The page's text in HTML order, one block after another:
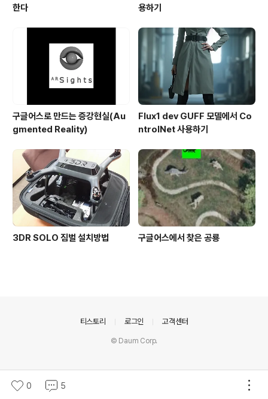
한다
용하기
구글어스로 만드는 증강현실(Au
gmented Reality)
Flux1 dev GUFF 모델에서 Co
ntrolNet 사용하기
3DR SOLO 짐벌 설치방법 구글어스에서 찾은 공룡
0 5
티스토리 로그인 고객센터
© Daum Corp.